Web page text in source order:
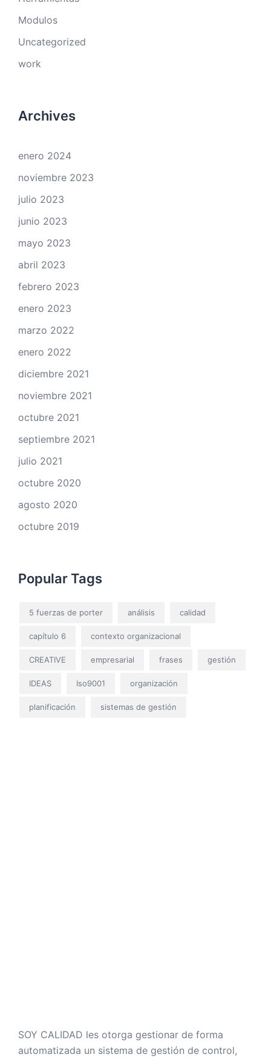
Modulos
Uncategorized
work
Archives
enero 2024
noviembre 2023
julio 2023
junio 2023
mayo 2023
abril 2023
febrero 2023
enero 2023
marzo 2022
enero 2022
diciembre 2021
noviembre 2021
octubre 2021
septiembre 2021
julio 2021
octubre 2020
agosto 2020
octubre 2019
Popular Tags
5 fuerzas de porter análisis calidad
capítulo 6 contexto organizacional
CREATIVE empresarial frases gestión
IDEAS Iso9001 organización
planificación sistemas de gestión